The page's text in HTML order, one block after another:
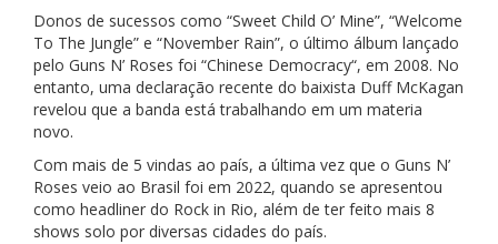
Donos de sucessos como “Sweet Child O’ Mine”, “Welcome
To The Jungle” e “November Rain”, o último álbum lançado
pelo Guns N’ Roses foi “Chinese Democracy“, em 2008. No
entanto, uma declaração recente do baixista Duff McKagan
revelou que a banda está trabalhando em um materia
novo.
Com mais de 5 vindas ao país, a última vez que o Guns N’
Roses veio ao Brasil foi em 2022, quando se apresentou
como headliner do Rock in Rio, além de ter feito mais 8
shows solo por diversas cidades do país.